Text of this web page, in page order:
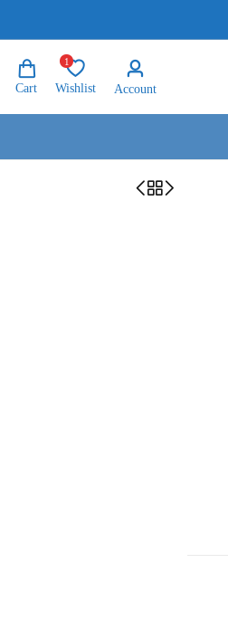
Account
1
Wishlist
Cart